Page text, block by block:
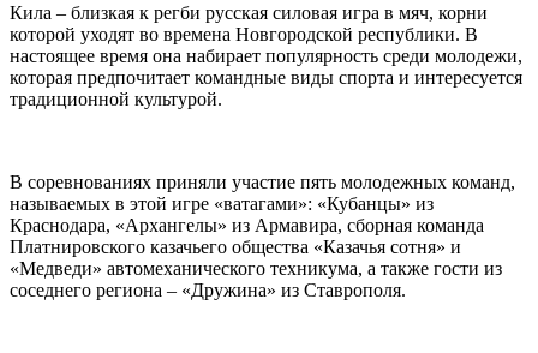
Кила – близкая к регби русская силовая игра в мяч, корни
которой уходят во времена Новгородской республики. В
настоящее время она набирает популярность среди молодежи,
которая предпочитает командные виды спорта и интересуется
традиционной культурой.
В соревнованиях приняли участие пять молодежных команд,
называемых в этой игре «ватагами»: «Кубанцы» из
Краснодара, «Архангелы» из Армавира, сборная команда
Платнировского казачьего общества «Казачья сотня» и
«Медведи» автомеханического техникума, а также гости из
соседнего региона – «Дружина» из Ставрополя.